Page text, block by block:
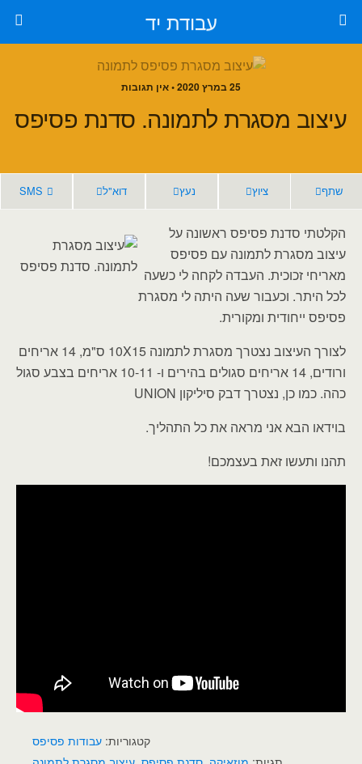
עבודת יד
25 במרץ 2020 • אין תגובות
עיצוב מסגרת לתמונה. סדנת פסיפס
שתף ציוץ נעץ דוא"ל SMS
הקלטתי סדנת פסיפס ראשונה על
עיצוב מסגרת לתמונה עם פסיפס
מאריחי זכוכית. העבדה לקחה לי כשעה
לכל היתר. וכעבור שעה היתה לי מסגרת
פסיפס ייחודית ומקורית.
לצורך העיצוב נצטרך מסגרת לתמונה 10X15 ס"מ, 14 אריחים
ורודים, 14 אריחים סגולים בהירים ו- 10-11 אריחים בצבע סגול
כהה. כמו כן, נצטרך דבק סיליקון UNION
בוידאו הבא אני מראה את כל התהליך.
תהנו ותעשו זאת בעצמכם!
קטגוריות: עבודות פסיפס